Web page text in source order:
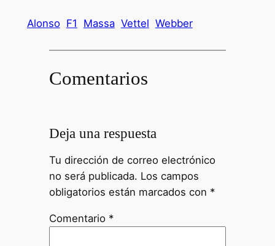
Alonso F1 Massa Vettel Webber
Comentarios
Deja una respuesta
Tu dirección de correo electrónico
no será publicada. Los campos
obligatorios están marcados con *
Comentario *